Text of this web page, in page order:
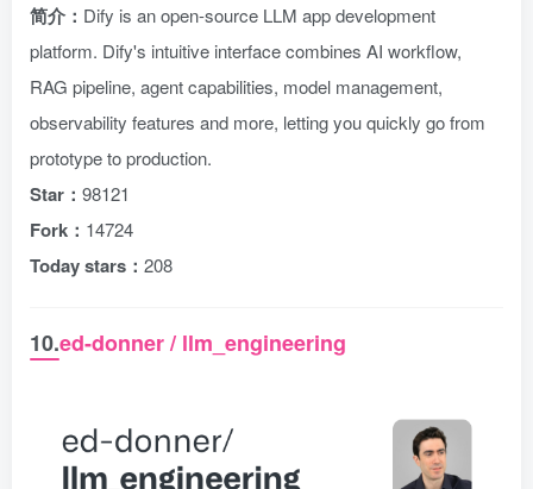
简介： Dify is an open-source LLM app development
platform. Dify's intuitive interface combines AI workflow,
RAG pipeline, agent capabilities, model management,
observability features and more, letting you quickly go from
prototype to production.
Star： 98121
Fork： 14724
Today stars： 208
10.ed-donner / llm_engineering